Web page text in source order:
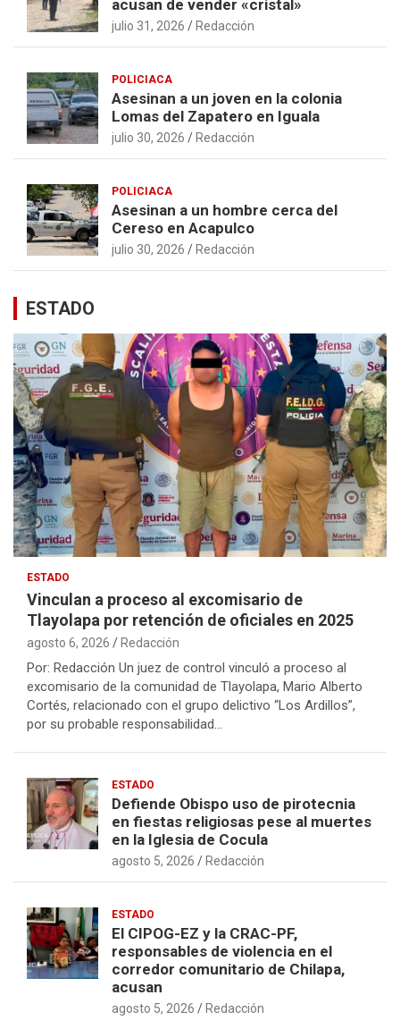
acusan de vender «cristal»
julio 31, 2026 Redacción
POLICIACA
Asesinan a un joven en la colonia
Lomas del Zapatero en Iguala
julio 30, 2026 Redacción
POLICIACA
Asesinan a un hombre cerca del
Cereso en Acapulco
julio 30, 2026 Redacción
ESTADO
ESTADO
Vinculan a proceso al excomisario de
Tlayolapa por retención de oficiales en 2025
agosto 6, 2026 Redacción
Por: Redacción Un juez de control vinculó a proceso al
excomisario de la comunidad de Tlayolapa, Mario Alberto
Cortés, relacionado con el grupo delictivo “Los Ardillos”,
por su probable responsabilidad…
ESTADO
Defiende Obispo uso de pirotecnia
en fiestas religiosas pese al muertes
en la Iglesia de Cocula
agosto 5, 2026 Redacción
ESTADO
El CIPOG-EZ y la CRAC-PF,
responsables de violencia en el
corredor comunitario de Chilapa,
acusan
agosto 5, 2026 Redacción